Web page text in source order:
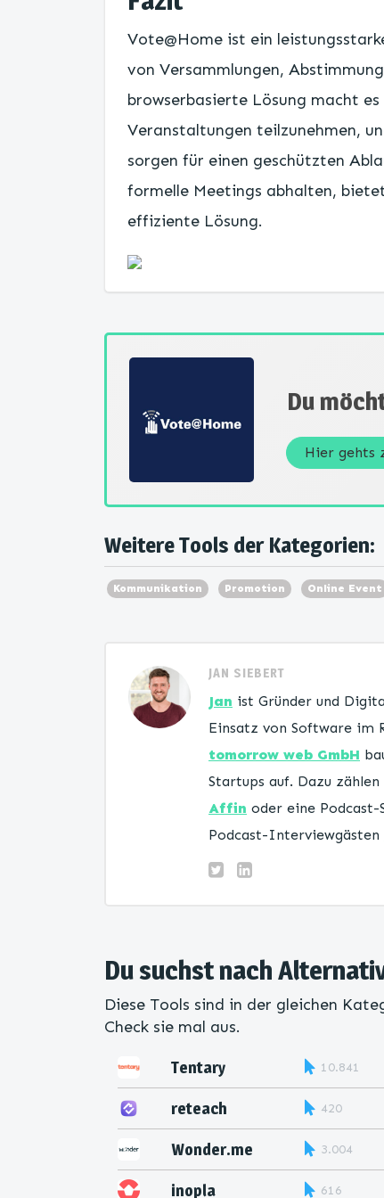
Vote@Home ist ein
von Versammlungen,
browserbasierte Lösung macht
Veranstaltungen teilzunehmen,
sorgen für einen geschützten
formelle Meetings abhalten,
effiziente Lösung.
Du
Hier gehts
Weitere Tools der Kategorien:
Kommunikation Promotion Online Event
JAN SIEBERT
Jan ist Gründer und
Einsatz von Software im
tomorrow web GmbH
Startups auf. Dazu
Affin oder eine
Podcast-Interviewgästen
Du suchst nach
Diese Tools sind in der gleichen
Check sie mal aus.
Tentary 10.841
reteach 420
Wonder.me 3.004
inopla 616